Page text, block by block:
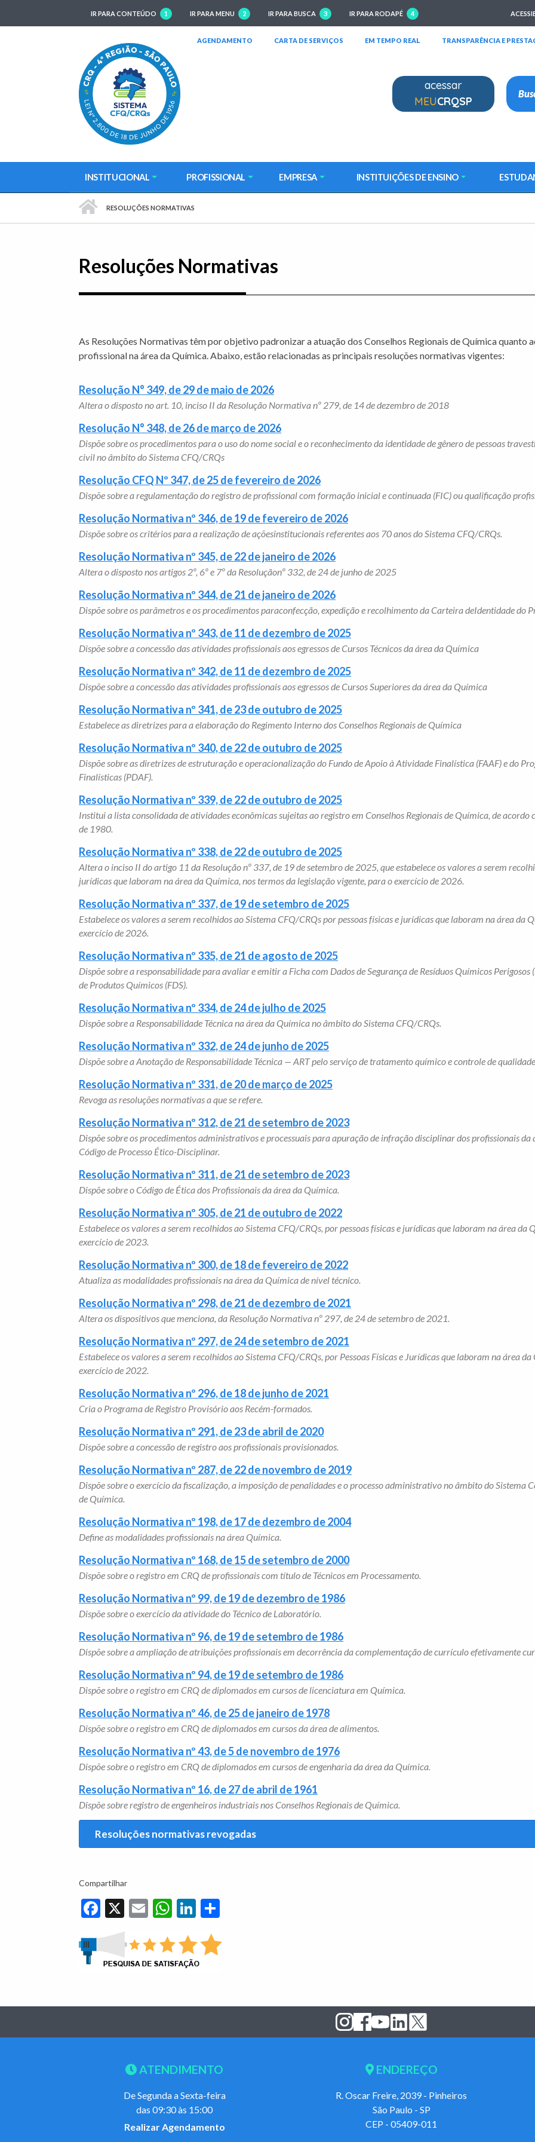
IR PARA CONTEÚDO 1 IR PARA MENU 2 IR PARA BUSCA 3 IR PARA RODAPÉ 4
AGENDAMENTO (ABRIRÁ EM NOVA JANELA)
CARTA DE SERVIÇOS (ABRIRÁ EM NOVA JANELA)
EM TEMPO REAL (ABRIRÁ EM NOVA JANELA)
TRANSPARÊNCIA E
acessar
MEUCRQSP
INSTITUCIONAL PROFISSIONAL EMPRESA INSTITUIÇÕES DE ENSINO
RESOLUÇÕES NORMATIVAS
Resoluções Normativas
As Resoluções Normativas têm por objetivo padronizar a atuação dos Conselhos Regionais de Química quanto
profissional na área da Química. Abaixo, estão relacionadas as principais resoluções normativas vigentes:
Resolução N° 349, de 29 de maio de 2026
Altera o disposto no art. 10, inciso II da Resolução Normativa nº 279, de 14 de dezembro de 2018
Resolução N° 348, de 26 de março de 2026
Dispõe sobre os procedimentos para o uso do nome social e o reconhecimento da identidade de gênero de pessoas
civil no âmbito do Sistema CFQ/CRQs
Resolução CFQ Nº 347, de 25 de fevereiro de 2026
Dispõe sobre a regulamentação do registro de profissional com formação inicial e continuada (FIC) ou qualificação
Resolução Normativa nº 346, de 19 de fevereiro de 2026
Dispõe sobre os critérios para a realização de açõesinstitucionais referentes aos 70 anos do Sistema CFQ/CRQs.
Resolução Normativa nº 345, de 22 de janeiro de 2026
Altera o disposto nos artigos 2º, 6º e 7º da Resoluçãonº 332, de 24 de junho de 2025
Resolução Normativa nº 344, de 21 de janeiro de 2026
Dispõe sobre os parâmetros e os procedimentos paraconfecção, expedição e recolhimento da Carteira deIdentidade do
Resolução Normativa nº 343, de 11 de dezembro de 2025
Dispõe sobre a concessão das atividades profissionais aos egressos de Cursos Técnicos da área da Química
Resolução Normativa nº 342, de 11 de dezembro de 2025
Dispõe sobre a concessão das atividades profissionais aos egressos de Cursos Superiores da área da Química
Resolução Normativa nº 341, de 23 de outubro de 2025
Estabelece as diretrizes para a elaboração do Regimento Interno dos Conselhos Regionais de Química
Resolução Normativa nº 340, de 22 de outubro de 2025
Dispõe sobre as diretrizes de estruturação e operacionalização do Fundo de Apoio à Atividade Finalística (FAAF) e do
Finalísticas (PDAF).
Resolução Normativa nº 339, de 22 de outubro de 2025
Institui a lista consolidada de atividades econômicas sujeitas ao registro em Conselhos Regionais de Química, de
de 1980.
Resolução Normativa nº 338, de 22 de outubro de 2025
Altera o inciso II do artigo 11 da Resolução nº 337, de 19 de setembro de 2025, que estabelece os valores a serem
jurídicas que laboram na área da Química, nos termos da legislação vigente, para o exercício de 2026.
Resolução Normativa nº 337, de 19 de setembro de 2025
Estabelece os valores a serem recolhidos ao Sistema CFQ/CRQs por pessoas físicas e jurídicas que laboram na área da
exercício de 2026.
Resolução Normativa nº 335, de 21 de agosto de 2025
Dispõe sobre a responsabilidade para avaliar e emitir a Ficha com Dados de Segurança de Resíduos Químicos Perigosos
de Produtos Químicos (FDS).
Resolução Normativa nº 334, de 24 de julho de 2025
Dispõe sobre a Responsabilidade Técnica na área da Química no âmbito do Sistema CFQ/CRQs.
Resolução Normativa nº 332, de 24 de junho de 2025
Dispõe sobre a Anotação de Responsabilidade Técnica — ART pelo serviço de tratamento químico e controle de
Resolução Normativa nº 331, de 20 de março de 2025
Revoga as resoluções normativas a que se refere.
Resolução Normativa nº 312, de 21 de setembro de 2023
Dispõe sobre os procedimentos administrativos e processuais para apuração de infração disciplinar dos profissionais
Código de Processo Ético-Disciplinar.
Resolução Normativa nº 311, de 21 de setembro de 2023
Dispõe sobre o Código de Ética dos Profissionais da área da Química.
Resolução Normativa nº 305, de 21 de outubro de 2022
Estabelece os valores a serem recolhidos ao Sistema CFQ/CRQs, por pessoas físicas e jurídicas que laboram na área
exercício de 2023.
Resolução Normativa nº 300, de 18 de fevereiro de 2022
Atualiza as modalidades profissionais na área da Química de nível técnico.
Resolução Normativa nº 298, de 21 de dezembro de 2021
Altera os dispositivos que menciona, da Resolução Normativa nº 297, de 24 de setembro de 2021.
Resolução Normativa nº 297, de 24 de setembro de 2021
Estabelece os valores a serem recolhidos ao Sistema CFQ/CRQs, por Pessoas Físicas e Jurídicas que laboram na área
exercício de 2022.
Resolução Normativa nº 296, de 18 de junho de 2021
Cria o Programa de Registro Provisório aos Recém-formados.
Resolução Normativa nº 291, de 23 de abril de 2020
Dispõe sobre a concessão de registro aos profissionais provisionados.
Resolução Normativa nº 287, de 22 de novembro de 2019
Dispõe sobre o exercício da fiscalização, a imposição de penalidades e o processo administrativo no âmbito do Sistema
de Química.
Resolução Normativa nº 198, de 17 de dezembro de 2004
Define as modalidades profissionais na área Química.
Resolução Normativa nº 168, de 15 de setembro de 2000
Dispõe sobre o registro em CRQ de profissionais com título de Técnicos em Processamento.
Resolução Normativa nº 99, de 19 de dezembro de 1986
Dispõe sobre o exercício da atividade do Técnico de Laboratório.
Resolução Normativa nº 96, de 19 de setembro de 1986
Dispõe sobre a ampliação de atribuições profissionais em decorrência da complementação de currículo efetivamente
Resolução Normativa nº 94, de 19 de setembro de 1986
Dispõe sobre o registro em CRQ de diplomados em cursos de licenciatura em Química.
Resolução Normativa nº 46, de 25 de janeiro de 1978
Dispõe sobre o registro em CRQ de diplomados em cursos da área de alimentos.
Resolução Normativa nº 43, de 5 de novembro de 1976
Dispõe sobre o registro em CRQ de diplomados em cursos de engenharia da área da Química.
Resolução Normativa nº 16, de 27 de abril de 1961
Dispõe sobre registro de engenheiros industriais nos Conselhos Regionais de Química.
Resoluções normativas revogadas
Compartilhar
Facebook
X EmailWhatsApp
LinkedIn
ATENDIMENTO
De Segunda a Sexta-feira
das 09:30 às 15:00
Realizar Agendamento
ENDEREÇO
R. Oscar Freire, 2039 - Pinheiros
São Paulo - SP
CEP - 05409-011